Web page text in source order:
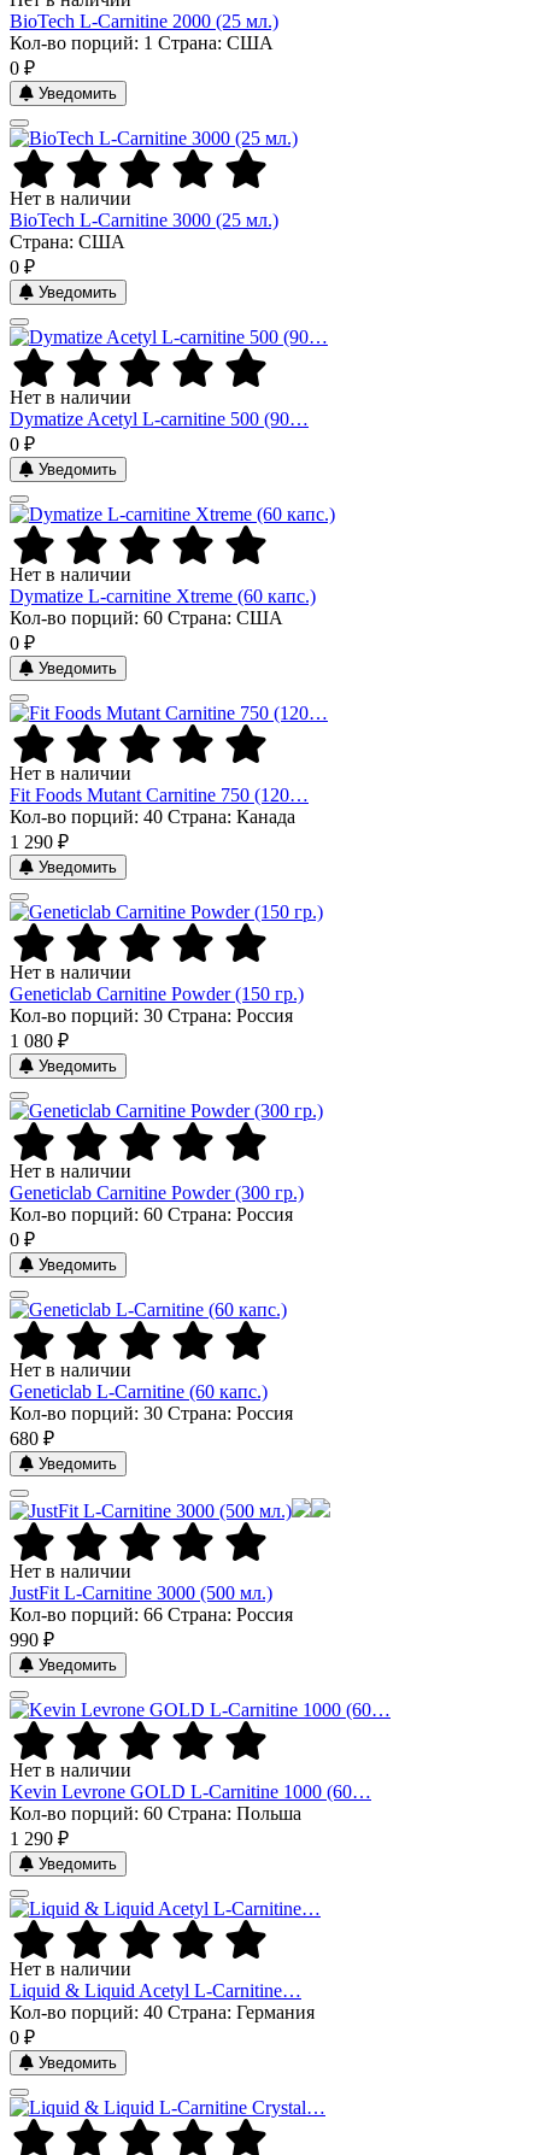
BioTech L-Carnitine 2000 (25 мл.)
Кол-во порций: 1 Страна: США
0 ₽
Уведомить
Нет в наличии
BioTech L-Carnitine 3000 (25 мл.)
Страна: США
0 ₽
Уведомить
Нет в наличии
Dymatize Acetyl L-carnitine 500 (90…
0 ₽
Уведомить
Нет в наличии
Dymatize L-carnitine Xtreme (60 капс.)
Кол-во порций: 60 Страна: США
0 ₽
Уведомить
Нет в наличии
Fit Foods Mutant Carnitine 750 (120…
Кол-во порций: 40 Страна: Канада
1 290 ₽
Уведомить
Нет в наличии
Geneticlab Carnitine Powder (150 гр.)
Кол-во порций: 30 Страна: Россия
1 080 ₽
Уведомить
Нет в наличии
Geneticlab Carnitine Powder (300 гр.)
Кол-во порций: 60 Страна: Россия
0 ₽
Уведомить
Нет в наличии
Geneticlab L-Carnitine (60 капс.)
Кол-во порций: 30 Страна: Россия
680 ₽
Уведомить
Нет в наличии
JustFit L-Carnitine 3000 (500 мл.)
Кол-во порций: 66 Страна: Россия
990 ₽
Уведомить
Нет в наличии
Kevin Levrone GOLD L-Carnitine 1000 (60…
Кол-во порций: 60 Страна: Польша
1 290 ₽
Уведомить
Нет в наличии
Liquid & Liquid Acetyl L-Carnitine…
Кол-во порций: 40 Страна: Германия
0 ₽
Уведомить